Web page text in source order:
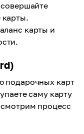
карты и
подарочных карт
саму карту
процесс